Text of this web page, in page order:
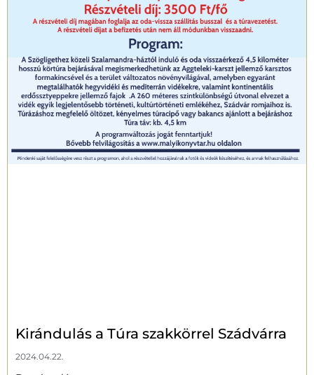
Kirándulás a Túra szakkörrel Szádvárra
2024.04.22.